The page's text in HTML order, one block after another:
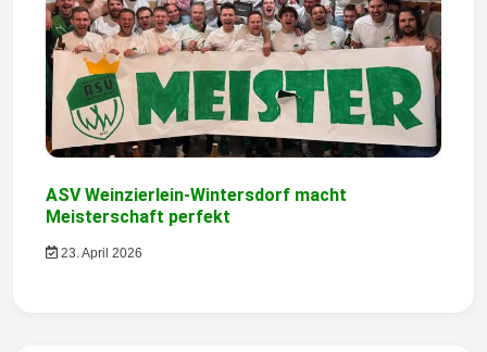
ASV Weinzierlein-Wintersdorf macht
Meisterschaft perfekt
23. April 2026